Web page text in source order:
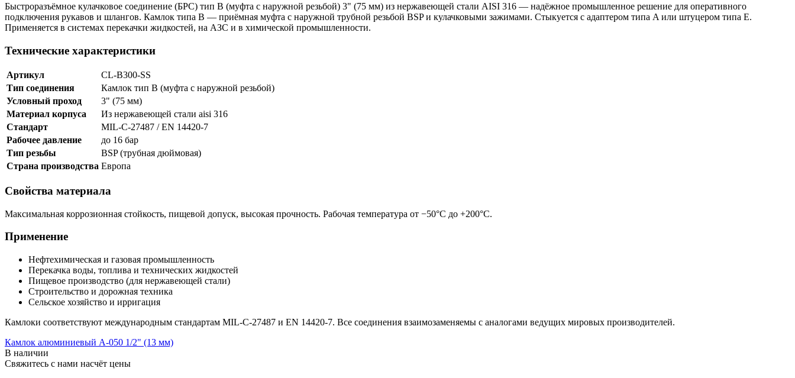
Быстроразъёмное кулачковое соединение (БРС) тип B (муфта с наружной резьбой) 3" (75 мм) из нержавеющей стали AISI 316 — надёжное промышленное решение для оперативного
подключения рукавов и шлангов. Камлок типа B — приёмная муфта с наружной трубной резьбой BSP и кулачковыми зажимами. Стыкуется с адаптером типа A или штуцером типа E.
Применяется в системах перекачки жидкостей, на АЗС и в химической промышленности.
Технические характеристики
Артикул
CL-B300-SS
Тип соединения
Камлок тип B (муфта с наружной резьбой)
Условный проход
3" (75 мм)
Материал корпуса
Из нержавеющей стали aisi 316
Стандарт
MIL-C-27487 / EN 14420-7
Рабочее давление
до 16 бар
Тип резьбы
BSP (трубная дюймовая)
Страна производства Европа
Свойства материала
Максимальная коррозионная стойкость, пищевой допуск, высокая прочность. Рабочая температура от −50°C до +200°C.
Применение
Нефтехимическая и газовая промышленность
Перекачка воды, топлива и технических жидкостей
Пищевое производство (для нержавеющей стали)
Строительство и дорожная техника
Сельское хозяйство и ирригация
Камлоки соответствуют международным стандартам MIL-C-27487 и EN 14420-7. Все соединения взаимозаменяемы с аналогами ведущих мировых производителей.
Камлок алюминиевый A-050 1/2" (13 мм)
В наличии
Свяжитесь с нами насчёт цены